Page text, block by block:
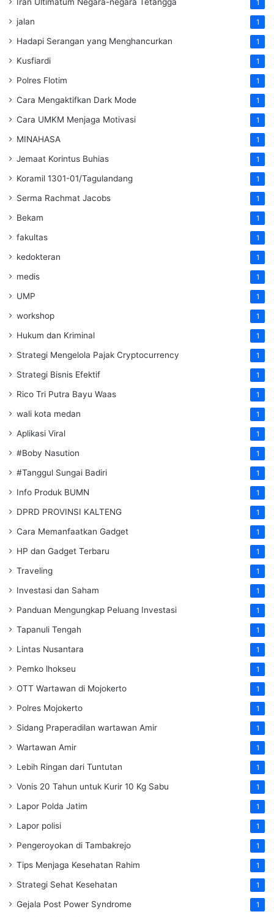
1
jalan 1
Hadapi Serangan yang Menghancurkan 1
Kusfiardi 1
Polres Flotim 1
Cara Mengaktifkan Dark Mode 1
Cara UMKM Menjaga Motivasi 1
MINAHASA 1
Jemaat Korintus Buhias 1
Koramil 1301-01/Tagulandang 1
Serma Rachmat Jacobs 1
Bekam 1
fakultas 1
kedokteran 1
medis 1
UMP 1
workshop 1
Hukum dan Kriminal 1
Strategi Mengelola Pajak Cryptocurrency 1
Strategi Bisnis Efektif 1
Rico Tri Putra Bayu Waas 1
wali kota medan 1
Aplikasi Viral 1
#Boby Nasution 1
#Tanggul Sungai Badiri 1
Info Produk BUMN 1
DPRD PROVINSI KALTENG 1
Cara Memanfaatkan Gadget 1
HP dan Gadget Terbaru 1
Traveling 1
Investasi dan Saham 1
Panduan Mengungkap Peluang Investasi 1
Tapanuli Tengah 1
Lintas Nusantara 1
Pemko lhokseu 1
OTT Wartawan di Mojokerto 1
Polres Mojokerto 1
Sidang Praperadilan wartawan Amir 1
Wartawan Amir 1
Lebih Ringan dari Tuntutan 1
Vonis 20 Tahun untuk Kurir 10 Kg Sabu 1
Lapor Polda Jatim 1
Lapor polisi 1
Pengeroyokan di Tambakrejo 1
Tips Menjaga Kesehatan Rahim 1
Strategi Sehat Kesehatan 1
Gejala Post Power Syndrome 1